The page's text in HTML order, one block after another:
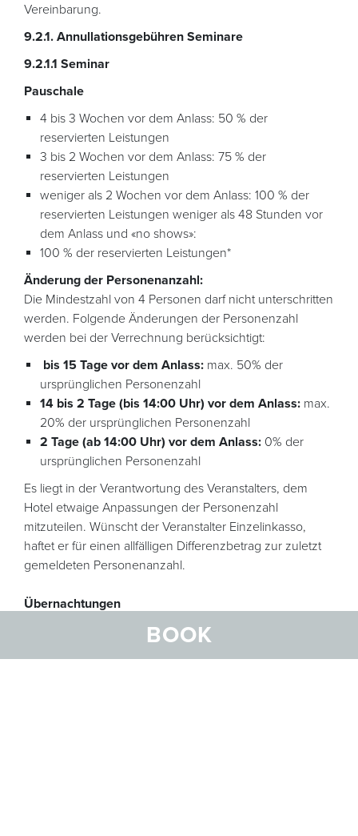
BOOK
Vereinbarung.
9.2.1. Annullationsgebühren Seminare
9.2.1.1 Seminar
Pauschale
4 bis 3 Wochen vor dem Anlass: 50 % der
reservierten Leistungen
3 bis 2 Wochen vor dem Anlass: 75 % der
reservierten Leistungen
weniger als 2 Wochen vor dem Anlass: 100 % der
reservierten Leistungen weniger als 48 Stunden vor
dem Anlass und «no shows»:
100 % der reservierten Leistungen*
Änderung der Personenanzahl:
Die Mindestzahl von 4 Personen darf nicht unterschritten
werden. Folgende Änderungen der Personenzahl
werden bei der Verrechnung berücksichtigt:
bis 15 Tage vor dem Anlass: max. 50% der
ursprünglichen Personenzahl
14 bis 2 Tage (bis 14:00 Uhr) vor dem Anlass: max.
20% der ursprünglichen Personenzahl
2 Tage (ab 14:00 Uhr) vor dem Anlass: 0% der
ursprünglichen Personenzahl
Es liegt in der Verantwortung des Veranstalters, dem
Hotel etwaige Anpassungen der Personenzahl
mitzuteilen. Wünscht der Veranstalter Einzelinkasso,
haftet er für einen allfälligen Differenzbetrag zur zuletzt
gemeldeten Personenanzahl.
Übernachtungen